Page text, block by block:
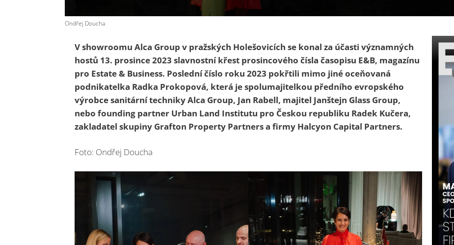
Ondřej Doucha
Vshowroomu Alca Group v pražských Holešovicích se konal za účasti významných
hostů 13. prosince2023 slavnostní křest prosincového čísla časopisu E&B, magazínu
pro Estate & Business. Poslední číslo roku 2023 pokřtili mimo jiné oceňovaná
podnikatelka Radka Prokopová, která je spolumajitelkou předního evropského
výrobce sanitární techniky Alca Group, Jan Rabell, majitel Janštejn Glass Group,
nebo founding partner Urban Land Institutu pro Českou republiku Radek Kučera,
zakladatel skupiny Grafton Property Partners a firmy Halcyon Capital Partners.
Foto: Ondřej Doucha